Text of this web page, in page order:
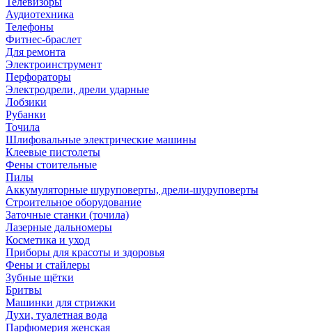
Аудиотехника
Телефоны
Фитнес-браслет
Для ремонта
Электроинструмент
Перфораторы
Электродрели, дрели ударные
Лобзики
Рубанки
Точила
Шлифовальные электрические машины
Клеевые пистолеты
Фены стоительные
Пилы
Аккумуляторные шуруповерты, дрели-шуруповерты
Строительное оборудование
Заточные станки (точила)
Лазерные дальномеры
Косметика и уход
Приборы для красоты и здоровья
Фены и стайлеры
Зубные щётки
Бритвы
Машинки для стрижки
Духи, туалетная вода
Парфюмерия женская